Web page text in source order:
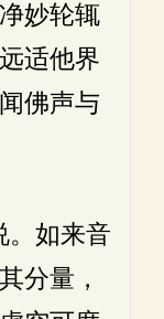
妙轮辄
适他界
佛声与
。如来音
分量，